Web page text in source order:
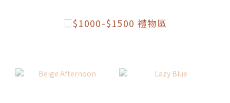
$1000-$1500 禮物區